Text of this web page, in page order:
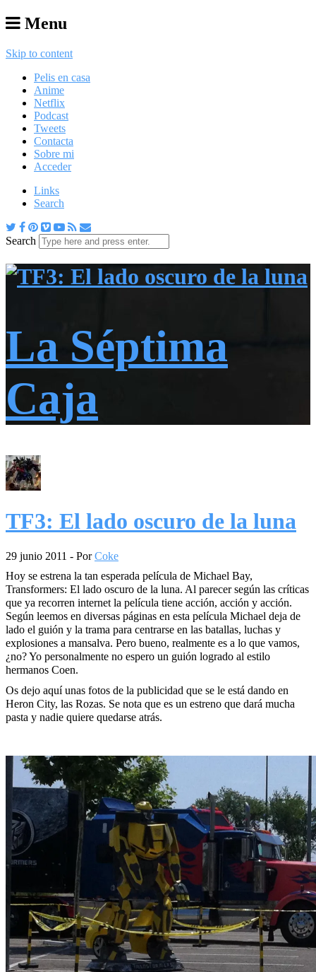
Menu
Skip to content
Pelis en casa
Anime
Netflix
Podcast
Tweets
Contacta
Sobre mi
Acceder
Links
Search
Search
La Séptima
Caja
TF3: El lado oscuro de la luna
29 junio 2011 - PorCoke
Hoy se estrena la tan esperada película de Michael Bay,
Transformers: El lado oscuro de la luna. Al parecer según las críticas
que ya recorren internet la película tiene acción, acción y acción.
Según leemos en diversas páginas en esta película Michael deja de
lado el guión y la trama para centrarse en las batallas, luchas y
explosiones a mansalva. Pero bueno, realmente es a lo que vamos,
¿no? Yo personalmente no espero un guión logrado al estilo
hermanos Coen.
Os dejo aquí unas fotos de la publicidad que se le está dando en
Heron City, las Rozas. Se nota que es un estreno que dará mucha
pasta y nadie quiere quedarse atrás.